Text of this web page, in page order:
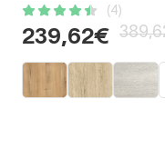
(4)
239,62€